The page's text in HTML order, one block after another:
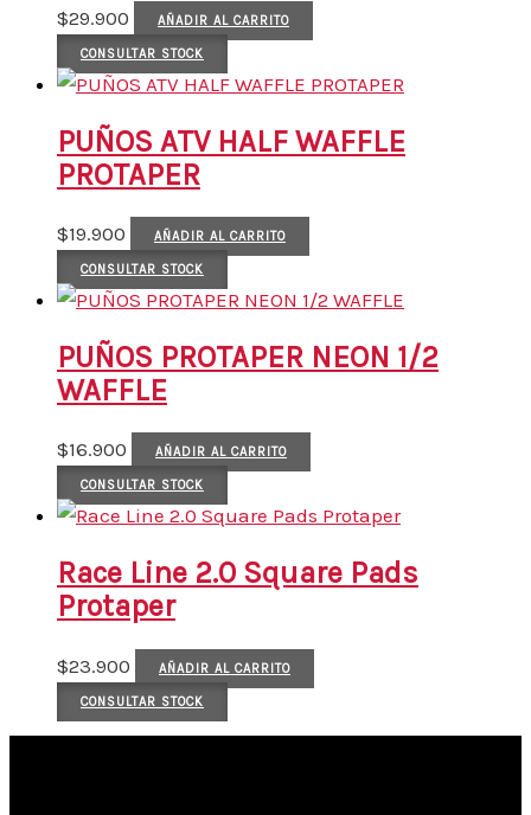
$29.900 AÑADIR AL CARRITO
CONSULTAR STOCK
PUÑOS ATV HALF WAFFLE
PROTAPER
$19.900 AÑADIR AL CARRITO
CONSULTAR STOCK
PUÑOS PROTAPER NEON 1/2
WAFFLE
$16.900 AÑADIR AL CARRITO
CONSULTAR STOCK
Race Line 2.0 Square Pads
Protaper
$23.900 AÑADIR AL CARRITO
CONSULTAR STOCK